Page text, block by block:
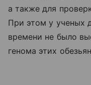
а также для
При этом у ученых
времени не было
генома этих